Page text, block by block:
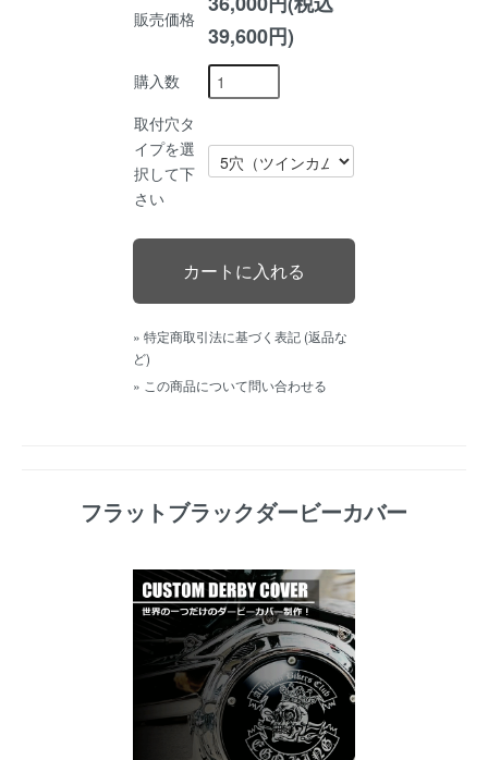
販売価格
39,600円)
購入数
取付穴タ
イプを選
択して下
さい
» 特定商取引法に基づく表記 (返品な
ど)
» この商品について問い合わせる
フラットブラックダービーカバー